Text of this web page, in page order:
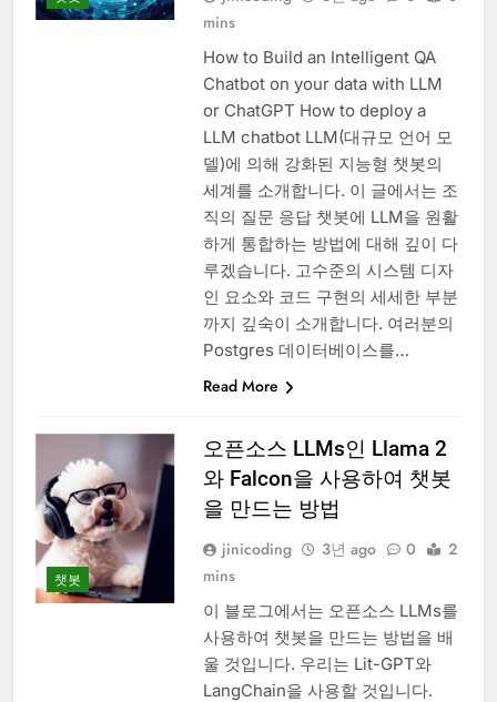
mins
How to Build an Intelligent QA
Chatbot on your data with LLM
or ChatGPT How to deploy a
LLM chatbot LLM(대규모 언어 모
델)에 의해 강화된 지능형 챗봇의
세계를 소개합니다. 이 글에서는 조
직의 질문 응답 챗봇에 LLM을 원활
하게 통합하는 방법에 대해 깊이 다
루겠습니다. 고수준의 시스템 디자
인 요소와 코드 구현의 세세한 부분
까지 깊숙이 소개합니다. 여러분의
Postgres 데이터베이스를…
Read More
챗봇
오픈소스 LLMs인 Llama 2
와 Falcon을 사용하여 챗봇
을 만드는 방법
jinicoding 3년 ago 0
2
mins
이 블로그에서는 오픈소스 LLMs를
사용하여 챗봇을 만드는 방법을 배
울 것입니다. 우리는 Lit-GPT와
LangChain을 사용할 것입니다.